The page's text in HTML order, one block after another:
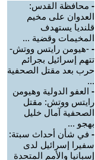
- محافظة القدس:
العدوان على مخيم
قلنديا يستهدف
المخيمات وقضية ...
- -هيومن رايتس ووتش-
تتهم إسرائيل بجرائم
حرب بعد مقتل الصحفية
...
- العفو الدولية وهيومن
رايتس ووتش: مقتل
الصحفية آمال خليل
بهجو ...
- في شأن أحداث سبتة:
سفيرا إسرائيل لدى
إسبانيا والأمم المتحدة